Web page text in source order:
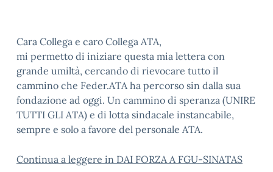
Cara Collega e caro Collega ATA,
mi permetto di iniziare questa mia lettera con
grande umiltà, cercando di rievocare tutto il
cammino che Feder.ATA ha percorso sin dalla sua
fondazione ad oggi. Un cammino di speranza (UNIRE
TUTTI GLI ATA) e di lotta sindacale instancabile,
sempre e solo a favore del personale ATA.
Continua a leggere in DAI FORZA A FGU-SINATAS